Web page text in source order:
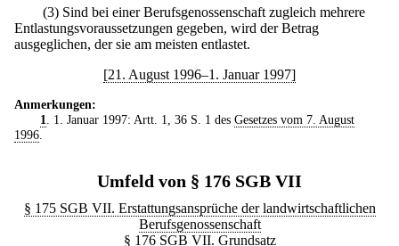
(3) Sind bei einer Berufsgenossenschaft zugleich mehrere
Entlastungsvoraussetzungen gegeben, wird der Betrag
ausgeglichen, der sie am meisten entlastet.
[21. August 1996–1. Januar 1997]
Anmerkungen:
1
. 1. Januar 1997: Artt. 1, 36 S. 1 des Gesetzes vom 7. August
1996
Umfeld von § 176 SGB VII
§ 175 SGB VII. Erstattungsansprüche der landwirtschaftlichen
Berufsgenossenschaft
§ 176 SGB VII. Grundsatz